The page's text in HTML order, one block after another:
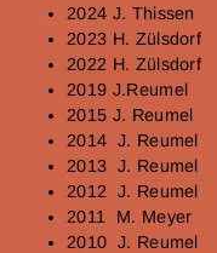
2024 J. Thissen
2023 H. Zülsdorf
2022 H. Zülsdorf
2019 J.Reumel
2015 J. Reumel
2014 J. Reumel
2013 J. Reumel
2012 J. Reumel
2011 M. Meyer
2010 J. Reumel